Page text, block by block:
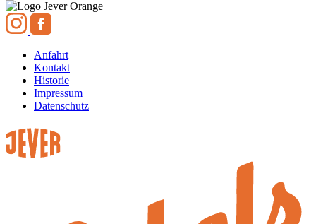
Anfahrt
Kontakt
Historie
Impressum
Datenschutz